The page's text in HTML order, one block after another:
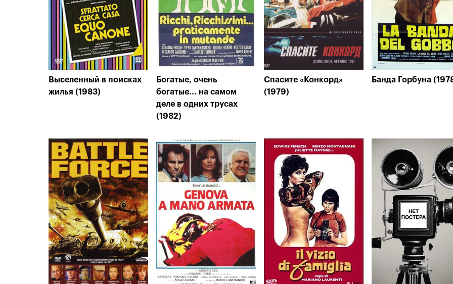
Выселенный в поисках
жилья (1983)
Богатые, очень
богатые... на самом
деле в одних трусах
(1982)
Спасите «Конкорд»
(1979)
Банда Горбуна